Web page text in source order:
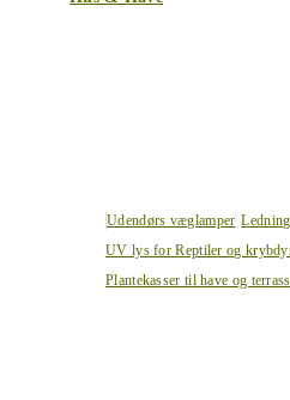
Udendørs væglamper
UV lys for Reptiler og
Plantekasser til have og